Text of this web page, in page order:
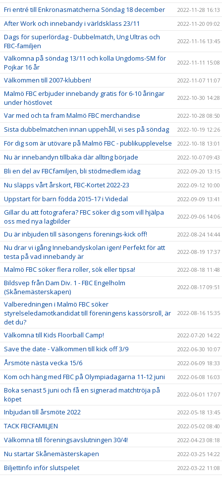
Fri entré till Enkronasmatcherna Söndag 18 december 2022-11-28 16:13
After Work och innebandy i världsklass 23/11 2022-11-20 09:02
Dags för superlördag - Dubbelmatch, Ung Ultras och
FBC-familjen
2022-11-16 13:45
Välkomna på söndag 13/11 och kolla Ungdoms-SM för
Pojkar 16 år
2022-11-11 15:08
Välkommen till 2007-klubben! 2022-11-07 11:07
Malmö FBC erbjuder innebandy gratis för 6-10 åringar
under höstlovet
2022-10-30 14:28
Var med och ta fram Malmö FBC merchandise 2022-10-28 08:50
Sista dubbelmatchen innan uppehåll, vi ses på söndag 2022-10-19 12:26
För dig som är utövare på Malmö FBC - publikupplevelse 2022-10-18 13:01
Nu är innebandyn tillbaka där allting började 2022-10-07 09:43
Bli en del av FBCfamiljen, bli stödmedlem idag 2022-09-20 13:15
Nu släpps vårt årskort, FBC-Kortet 2022-23 2022-09-12 10:00
Uppstart för barn födda 2015-17 i Videdal 2022-09-09 13:41
Gillar du att fotografera? FBC söker dig som vill hjälpa
oss med nya lagbilder
2022-09-06 14:06
Du är inbjuden till säsongens förenings-kick off! 2022-08-24 14:44
Nu drar vi igång Innebandyskolan igen! Perfekt för att
testa på vad innebandy är
2022-08-19 17:37
Malmö FBC söker flera roller, sök eller tipsa! 2022-08-18 11:48
Bildsvep från Dam Div. 1 - FBC Engelholm
(Skånemästerskapen)
2022-08-17 09:51
Valberedningen i Malmö FBC söker
styrelseledamotkandidat till föreningens kassörsroll, är
det du?
2022-08-16 15:35
Välkomna till Kids Floorball Camp! 2022-07-20 14:22
Save the date - Välkommen till kick off 3/9 2022-06-30 10:07
Årsmöte nästa vecka 15/6 2022-06-09 18:33
Kom och häng med FBC på Olympiadagarna 11-12 juni 2022-06-08 16:03
Boka senast 5 juni och få en signerad matchtröja på
köpet
2022-06-01 17:07
Inbjudan till årsmöte 2022 2022-05-18 13:45
TACK FBCFAMILJEN 2022-05-02 08:40
Välkomna till föreningsavslutningen 30/4! 2022-04-23 08:18
Nu startar Skånemästerskapen 2022-03-25 14:22
Biljettinfo inför slutspelet 2022-03-22 11:08